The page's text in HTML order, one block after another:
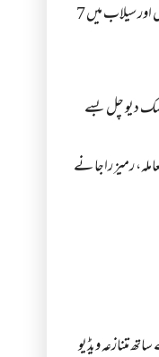
متحدہ عرب امارات میں بارشوں اور سیلاب میں 7
دیو چل بسے
رمیز راجا نے
متنازعہ ویڈیو